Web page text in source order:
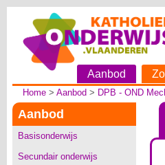
Aanbod
Home> Aanbod > DPB - OND
Aanbod
Basisonderwijs
Secundair onderwijs